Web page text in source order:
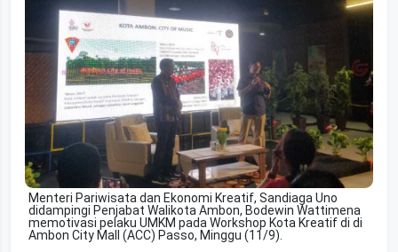
Menteri Pariwisata dan Ekonomi Kreatif, Sandiaga Uno
didampingi Penjabat Walikota Ambon, Bodewin Wattimena
memotivasi pelaku UMKM pada Workshop Kota Kreatif di di
Ambon City Mall (ACC) Passo, Minggu (11/9).